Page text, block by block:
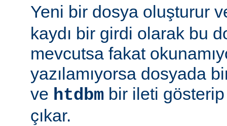
Yeni bir dosya oluşturur
kaydı bir girdi olarak bu
mevcutsa fakat
yazılamıyorsa dosyada
ve htdbm bir ileti
çıkar.